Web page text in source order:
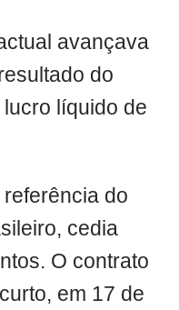
avançava
do
líquido de
do
cedia
O contrato
em 17 de